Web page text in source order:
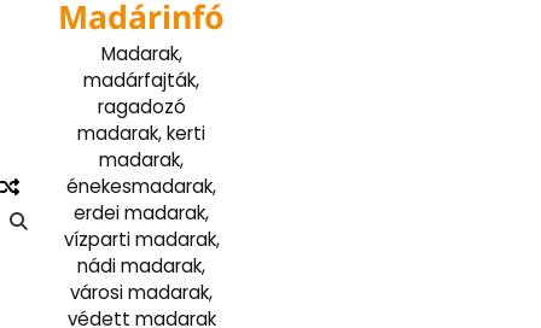
Madárinfó
Madarak,
madárfajták,
ragadozó
madarak, kerti
madarak,
énekesmadarak,
erdei madarak,
vízparti madarak,
nádi madarak,
városi madarak,
védett madarak